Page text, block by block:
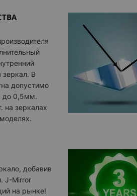
зеркал. В
допустимо
до 0,5мм.
на зеркалах
добавив
J-Mirror
на рынке!